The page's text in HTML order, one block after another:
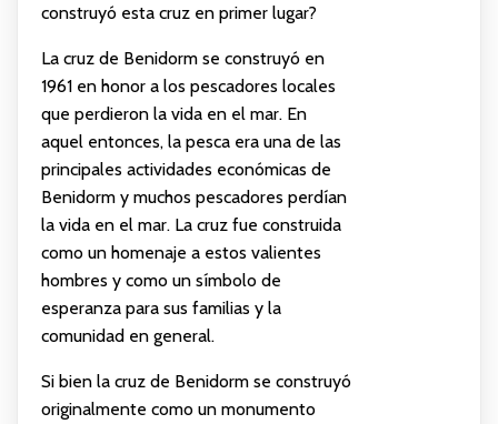
construyó esta cruz en primer lugar?
La cruz de Benidorm se construyó en
1961 en honor a los pescadores locales
que perdieron la vida en el mar. En
aquel entonces, la pesca era una de las
principales actividades económicas de
Benidorm y muchos pescadores perdían
la vida en el mar. La cruz fue construida
como un homenaje a estos valientes
hombres y como un símbolo de
esperanza para sus familias y la
comunidad en general.
Si bien la cruz de Benidorm se construyó
originalmente como un monumento